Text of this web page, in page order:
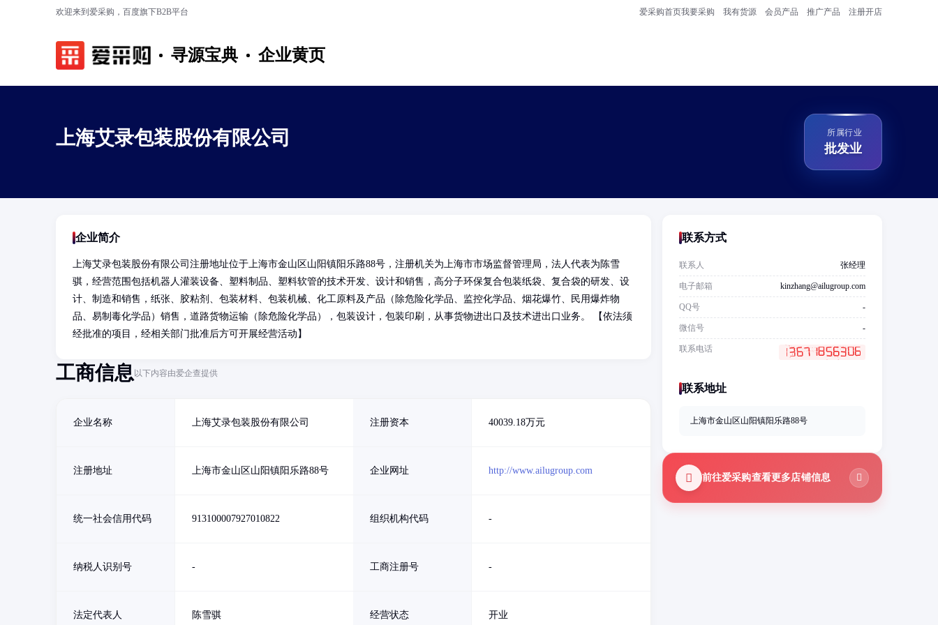
欢迎来到爱采购，百度旗下B2B平台 爱采购首页我要采购 我有货源 会员产品 推广产品 注册开店
寻源宝典 企业黄页
上海艾录包装股份有限公司 所属行业
批发业
企业简介
上海艾录包装股份有限公司注册地址位于上海市金山区山阳镇阳乐路88号，注册机关为上海市市场监督管理局，法人代表为陈雪
骐，经营范围包括机器人灌装设备、塑料制品、塑料软管的技术开发、设计和销售，高分子环保复合包装纸袋、复合袋的研发、设
计、制造和销售，纸张、胶粘剂、包装材料、包装机械、化工原料及产品（除危险化学品、监控化学品、烟花爆竹、民用爆炸物
品、易制毒化学品）销售，道路货物运输（除危险化学品），包装设计，包装印刷，从事货物进出口及技术进出口业务。 【依法须
经批准的项目，经相关部门批准后方可开展经营活动】
工商信息以下内容由爱企查提供
企业名称 上海艾录包装股份有限公司 注册资本 40039.18万元
注册地址 上海市金山区山阳镇阳乐路88号 企业网址 http://www.ailugroup.com
统一社会信用代码 913100007927010822 组织机构代码 -
纳税人识别号 - 工商注册号 -
法定代表人 陈雪骐 经营状态 开业
联系方式
联系人 张经理
电子邮箱 kinzhang@ailugroup.com
QQ号 -
微信号 -
联系电话
联系地址
上海市金山区山阳镇阳乐路88号
前往爱采购查看更多店铺信息